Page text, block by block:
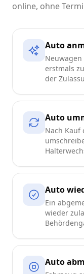
online, ohne
Auto
erstmals
der
Auto
Nach Kauf
Auto
Ein
wieder
Auto